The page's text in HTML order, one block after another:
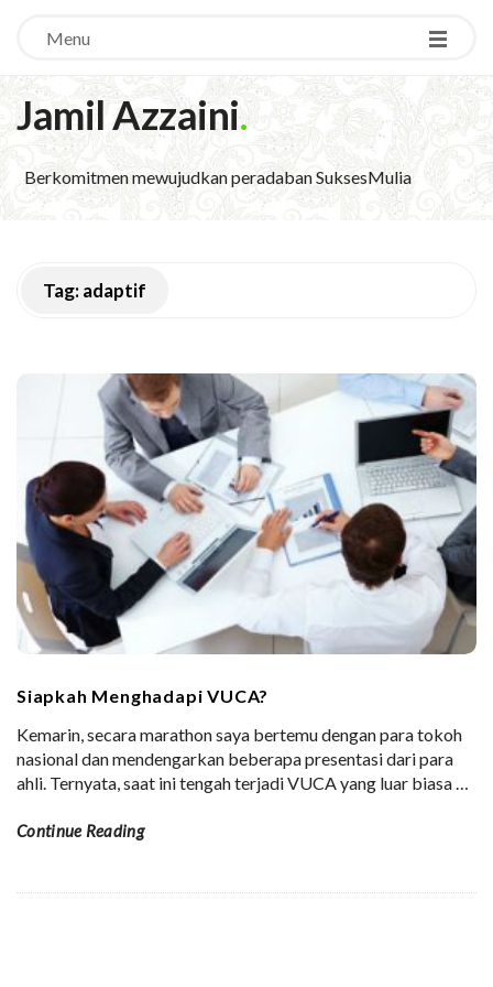
Menu
Jamil Azzaini.
Berkomitmen mewujudkan peradaban SuksesMulia
Tag:adaptif
Siapkah Menghadapi VUCA?
Kemarin, secara marathon saya bertemu dengan para tokoh
nasional dan mendengarkan beberapa presentasi dari para
ahli. Ternyata, saat ini tengah terjadi VUCA yang luar biasa…
Continue Reading